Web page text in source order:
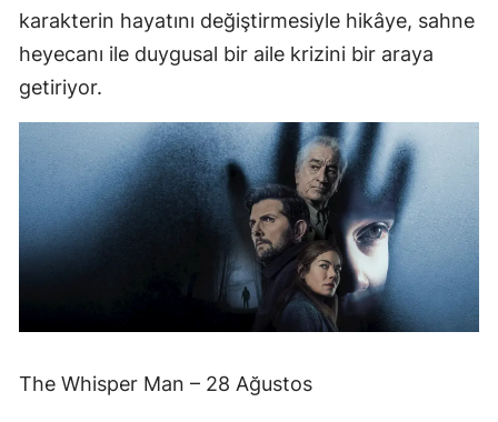
karakterin hayatını değiştirmesiyle hikâye, sahne
heyecanı ile duygusal bir aile krizini bir araya
getiriyor.
The Whisper Man – 28 Ağustos